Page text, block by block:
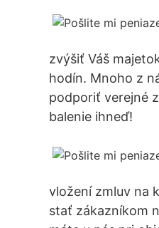
zvýšiť Váš
hodín. Mnoho z
podporiť verejné
balenie ihneď!
vložení zmluv na
stať zákazníkom